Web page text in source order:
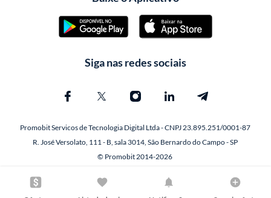
Siga nas redes sociais
Promobit Servicos de Tecnologia Digital Ltda - CNPJ 23.895.251/0001-87
R. José Versolato, 111 - B, sala 3014, São Bernardo do Campo - SP
© Promobit 2014-2026